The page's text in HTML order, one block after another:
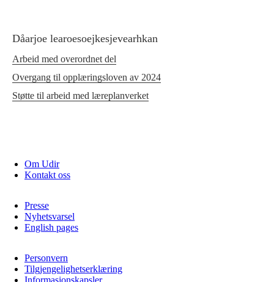
Dåarjoe learoesoejkesjevearhkan
Arbeid med overordnet del
Overgang til opplæringsloven av 2024
Støtte til arbeid med læreplanverket
Om Udir
Kontakt oss
Presse
Nyhetsvarsel
English pages
Personvern
Tilgjengelighetserklæring